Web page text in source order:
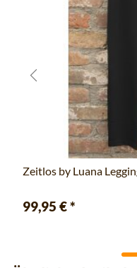
Zeitlos by Luana
99,95 €*